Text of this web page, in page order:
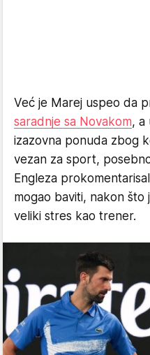
Već je Marej uspeo da
saradnje sa Novakom, a
izazovna ponuda zbog
vezan za sport,
Engleza
mogao baviti, nakon
veliki stres kao trener.